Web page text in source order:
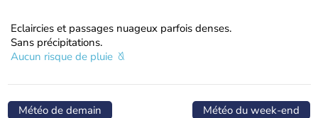
Eclaircies et passages nuageux parfois denses.
Sans précipitations.
Aucun risque de pluie
Météo de demain Météo du week-end